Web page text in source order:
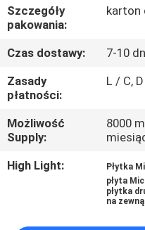
KONTROLA
JAKOŚCI
SKONTAKTUJ
SIĘ
Z
AKTUALNOŚCI
Szczegóły
pakowania:
karton
Czas dostawy:
7-10
Zasady
płatności:
L / C,
Możliwość
Supply:
8000
High Light:
Płytka
płyta
płytka
na